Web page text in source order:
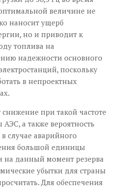
величине не
наносит ущерб
но и приводит к
топлива на
надежности основного
поскольку
в непроектных
при такой частоте
АЭС, а также вероятность
случае аварийного
большой единицы
на данный момент резерва
убытки для страны
Для обеспечения